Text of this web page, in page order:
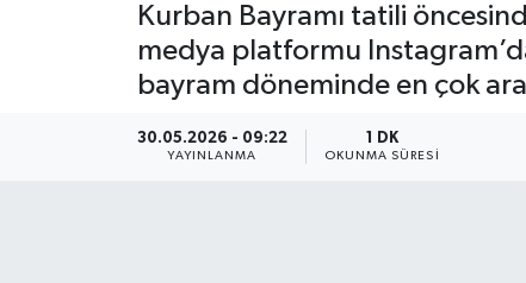
Kurban Bayramı tatili
medya platformu
bayram döneminde en çok
30.05.2026 - 09:22
YAYINLANMA
1 DK
OKUNMA SÜRESI
BİLİM VE TEKNOLOJİ
Tüm Manşetler
Son Dakika Haberleri
Haber Arşivi